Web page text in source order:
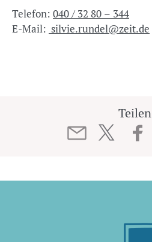
Telefon: 040 / 32 80 – 344
E-Mail: silvie.rundel@zeit.de
Teilen